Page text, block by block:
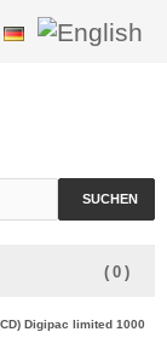
SUCHEN
( 0 )
Digipac limited 1000